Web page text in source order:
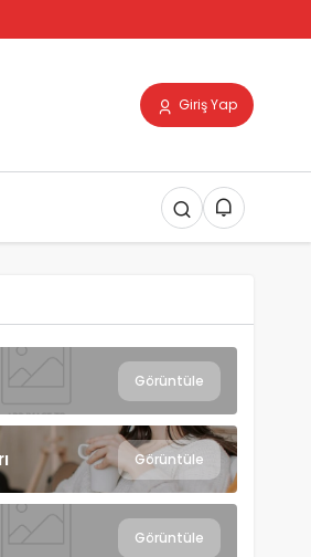
Giriş Yap
Görüntüle
Görüntüle
Görüntüle